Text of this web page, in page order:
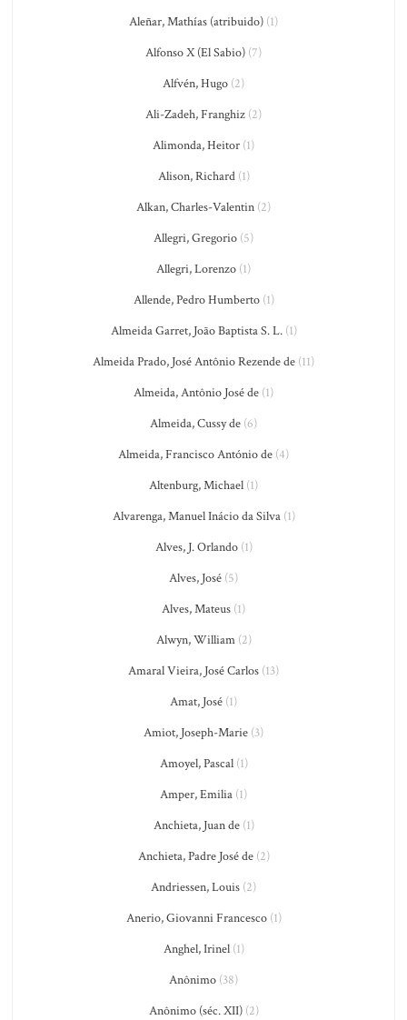
Aleñar, Mathías (atribuido) (1)
Alfonso X (El Sabio) (7)
Alfvén, Hugo (2)
Ali-Zadeh, Franghiz (2)
Alimonda, Heitor (1)
Alison, Richard(1)
Alkan, Charles-Valentin (2)
Allegri, Gregorio (5)
Allegri, Lorenzo (1)
Allende, Pedro Humberto(1)
Almeida Garret, João Baptista S. L.(1)
Almeida Prado, José Antônio Rezende de (11)
Almeida, Antônio José de (1)
Almeida, Cussy de (6)
Almeida, Francisco António de (4)
Altenburg, Michael (1)
Alvarenga, Manuel Inácio da Silva(1)
Alves, J. Orlando(1)
Alves, José (5)
Alves, Mateus (1)
Alwyn, William(2)
Amaral Vieira, José Carlos (13)
Amat, José (1)
Amiot, Joseph-Marie (3)
Amoyel, Pascal(1)
Amper, Emilia (1)
Anchieta, Juan de(1)
Anchieta, Padre José de(2)
Andriessen, Louis (2)
Anerio, Giovanni Francesco(1)
Anghel, Irinel(1)
Anônimo (38)
Anônimo (séc. XII)(2)